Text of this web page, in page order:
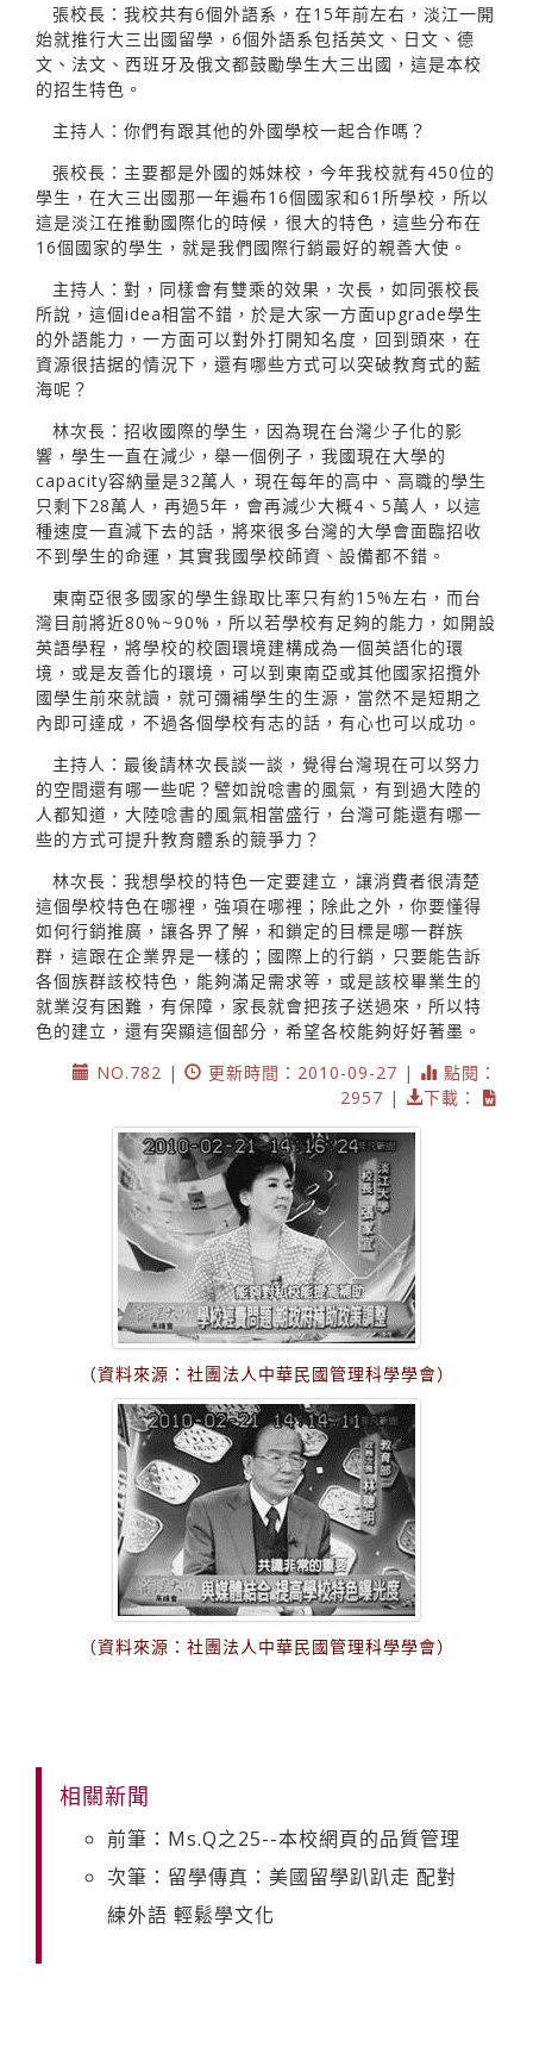
張校長：我校共有6個外語系，在15年前左右，淡江一開
始就推行大三出國留學，6個外語系包括英文、日文、德
文、法文、西班牙及俄文都鼓勵學生大三出國，這是本校
的招生特色。
主持人：你們有跟其他的外國學校一起合作嗎？
張校長：主要都是外國的姊妹校，今年我校就有450位的
學生，在大三出國那一年遍布16個國家和61所學校，所以
這是淡江在推動國際化的時候，很大的特色，這些分布在
16個國家的學生，就是我們國際行銷最好的親善大使。
主持人：對，同樣會有雙乘的效果，次長，如同張校長
所說，這個idea相當不錯，於是大家一方面upgrade學生
的外語能力，一方面可以對外打開知名度，回到頭來，在
資源很拮据的情況下，還有哪些方式可以突破教育式的藍
海呢？
林次長：招收國際的學生，因為現在台灣少子化的影
響，學生一直在減少，舉一個例子，我國現在大學的
capacity容納量是32萬人，現在每年的高中、高職的學生
只剩下28萬人，再過5年，會再減少大概4、5萬人，以這
種速度一直減下去的話，將來很多台灣的大學會面臨招收
不到學生的命運，其實我國學校師資、設備都不錯。
東南亞很多國家的學生錄取比率只有約15%左右，而台
灣目前將近80%~90%，所以若學校有足夠的能力，如開設
英語學程，將學校的校園環境建構成為一個英語化的環
境，或是友善化的環境，可以到東南亞或其他國家招攬外
國學生前來就讀，就可彌補學生的生源，當然不是短期之
內即可達成，不過各個學校有志的話，有心也可以成功。
主持人：最後請林次長談一談，覺得台灣現在可以努力
的空間還有哪一些呢？譬如說唸書的風氣，有到過大陸的
人都知道，大陸唸書的風氣相當盛行，台灣可能還有哪一
些的方式可提升教育體系的競爭力？
林次長：我想學校的特色一定要建立，讓消費者很清楚
這個學校特色在哪裡，強項在哪裡；除此之外，你要懂得
如何行銷推廣，讓各界了解，和鎖定的目標是哪一群族
群，這跟在企業界是一樣的；國際上的行銷，只要能告訴
各個族群該校特色，能夠滿足需求等，或是該校畢業生的
就業沒有困難，有保障，家長就會把孩子送過來，所以特
色的建立，還有突顯這個部分，希望各校能夠好好著墨。
NO.782 |
更新時間：2010-09-27 |
點閱：
2957 |
下載：
（資料來源：社團法人中華民國管理科學學會）
（資料來源：社團法人中華民國管理科學學會）
相關新聞
前筆：Ms.Q之25--本校網頁的品質管理
次筆：留學傳真：美國留學趴趴走 配對
練外語 輕鬆學文化